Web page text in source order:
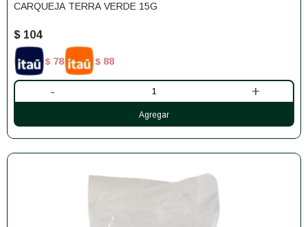
CARQUEJA TERRA VERDE 15G
$ 104
$ 78 $ 88
- +